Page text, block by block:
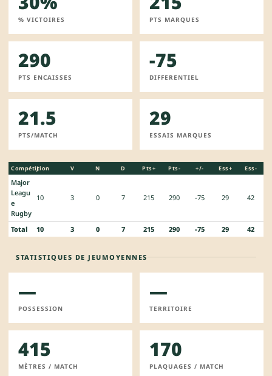
% VICTOIRES PTS MARQUES
290
PTS ENCAISSES
-75
DIFFERENTIEL
21.5
PTS/MATCH
29
ESSAIS MARQUES
Compétition
J V N D Pts+ Pts- +/- Ess+ Ess-
Major
Leagu
e
Rugby
10 3 0 7 215 290 -75 29 42
Total 10 3 0 7 215 290 -75 29 42
STATISTIQUES DE JEU MOYENNES
—
POSSESSION
—
TERRITOIRE
415
MÈTRES / MATCH
170
PLAQUAGES / MATCH